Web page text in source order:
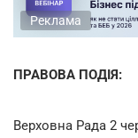
Реклама
ПРАВОВА ПОДІЯ:
Верховна Рада 2